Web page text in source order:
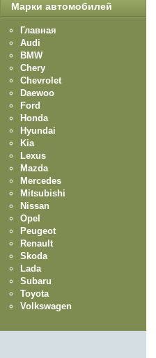
Марки автомобилей
Главная
Audi
BMW
Chery
Chevrolet
Daewoo
Ford
Honda
Hyundai
Kia
Lexus
Mazda
Mercedes
Mitsubishi
Nissan
Opel
Peugeot
Renault
Skoda
Lada
Subaru
Toyota
Volkswagen